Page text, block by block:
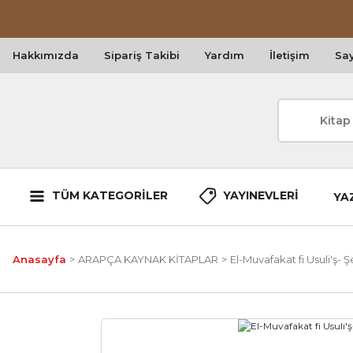
Hakkımızda Sipariş Takibi Yardım İletişim
TÜM KATEGORİLER YAYINEVLERİ
Anasayfa ARAPÇA KAYNAK KİTAPLAR El-Muvafakat fi Usuli'ş-